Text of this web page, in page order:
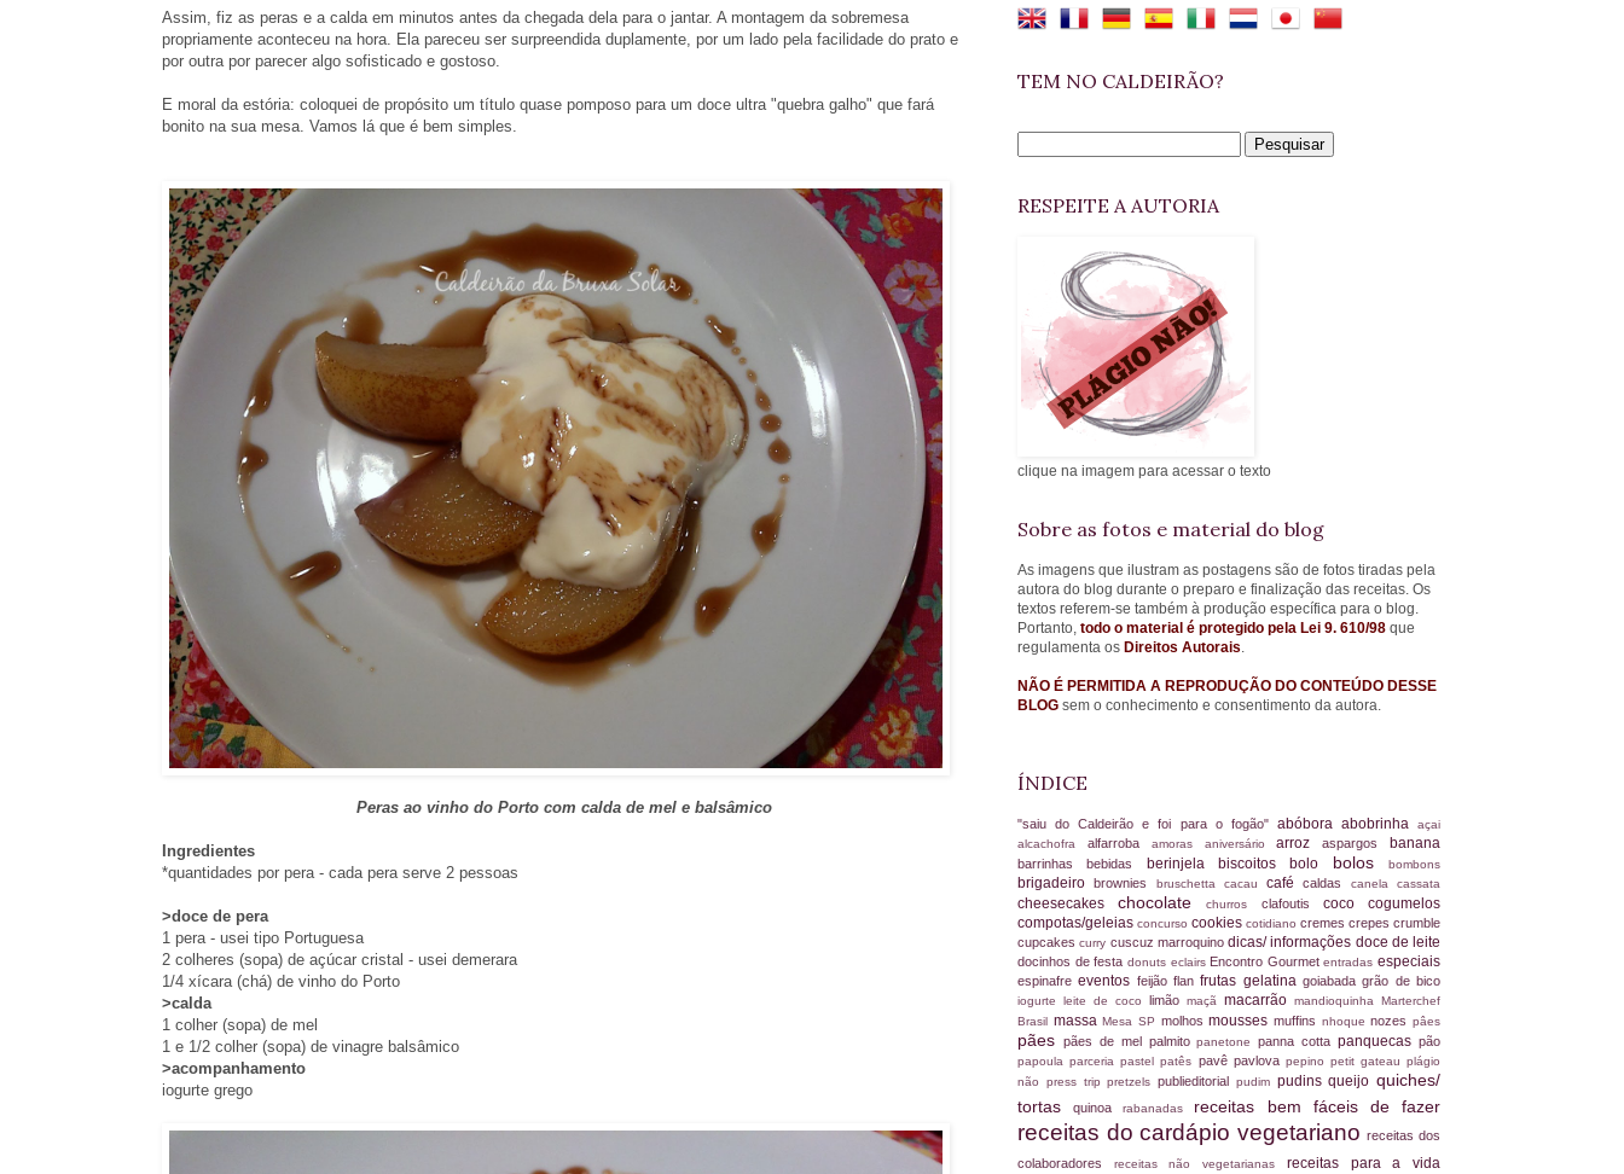
Assim, fiz as peras e a calda em minutos antes da chegada dela para o jantar. A montagem da sobremesa
propriamente aconteceu na hora. Ela pareceu ser surpreendida duplamente, por um lado pela facilidade do prato e
por outra por parecer algo sofisticado e gostoso.
E moral da estória: coloquei de propósito um título quase pomposo para um doce ultra "quebra galho" que fará
bonito na sua mesa. Vamos lá que é bem simples.
Peras ao vinho do Porto com calda de mel e balsâmico
Ingredientes
*quantidades por pera - cada pera serve 2 pessoas
>doce de pera
1 pera - usei tipo Portuguesa
2 colheres (sopa) de açúcar cristal - usei demerara
1/4 xícara (chá) de vinho do Porto
>calda
1 colher (sopa) de mel
1 e 1/2 colher (sopa) de vinagre balsâmico
>acompanhamento
iogurte grego
TEM NO CALDEIRÃO?
RESPEITE A AUTORIA
clique na imagem para acessar o texto
Sobre as fotos e material do blog
As imagens que ilustram as postagens são de fotos tiradas pela
autora do blog durante o preparo e finalização das receitas. Os
textos referem-se também à produção específica para o blog.
Portanto, todo o material é protegido pela Lei 9. 610/98 que
regulamenta os Direitos Autorais.
NÃO É PERMITIDA A REPRODUÇÃO DO CONTEÚDO DESSE
BLOG sem o conhecimento e consentimento da autora.
ÍNDICE
"saiu do Caldeirão e foi para o fogão" abóbora abobrinhaaçai
alcachofra alfarroba amoras aniversárioarrozaspargos banana
barrinhasbebidas berinjela biscoitos bolo bolosbombons
brigadeirobrownies bruschetta cacaucafécaldas canelacassata
cheesecakeschocolatechurros clafoutis cococogumelos
compotas/geleias concurso cookies cotidiano cremes crepes crumble
cupcakescurry cuscuz marroquino dicas/ informações doce de leite
docinhos de festa donuts eclairs Encontro Gourmetentradas especiais
espinafreeventos feijãoflanfrutas gelatinagoiabadagrão de bico
iogurte leite de coco limão maçã macarrão mandioquinha Marterchef
Brasil massaMesa SP molhosmoussesmuffins nhoquenozespâes
pães pães de mel palmitopanetonepanna cottapanquecaspão
papoulaparceriapastelpatês pavê pavlova pepino petit gateauplágio
não press trippretzels publieditorial pudim pudinsqueijo quiches/
tortasquinoarabanadas receitas bem fáceis de fazer
receitas do cardápio vegetarianoreceitas dos
colaboradores receitas não vegetarianas receitas para a vida